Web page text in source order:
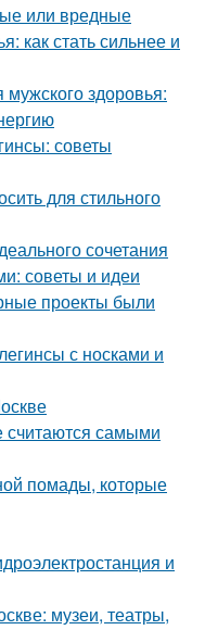
или вредные
как стать сильнее и
здоровья:
советы
для стильного
сочетания
советы и идеи
проекты были
с носками и
самыми
помады, которые
и
музеи, театры,